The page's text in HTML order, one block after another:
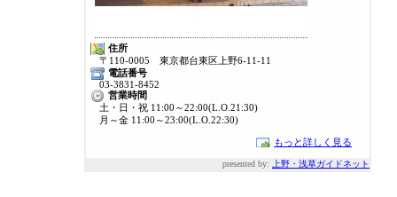
住所
〒110-0005 東京都台東区上野6-11-11
電話番号
03-3831-8452
営業時間
土・日・祝 11:00～22:00(L.O.21:30)
月～金 11:00～23:00(L.O.22:30)
もっと詳しく見る
presented by: 上野・浅草ガイドネット